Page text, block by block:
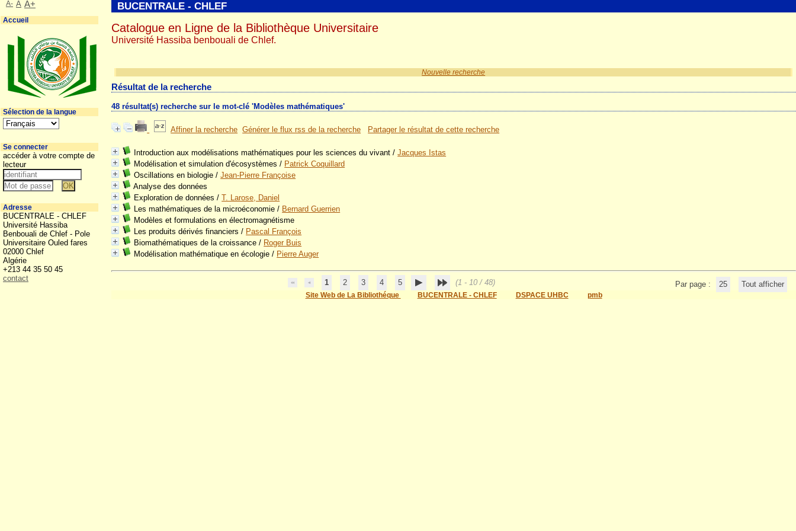
Nouvelle recherche
Résultat de la recherche
48 résultat(s) recherche sur le mot-clé 'Modèles mathématiques'
Affiner la recherche Générer le flux rss de la recherche Partager le résultat de cette recherche
Introduction aux modélisations mathématiques pour les sciences du vivant /Jacques Istas
Modélisation et simulation d'écosystèmes / Patrick Coquillard
Oscillations en biologie /Jean-Pierre Françoise
Analyse des données
Exploration de données /T. Larose, Daniel
Les mathématiques de la microéconomie / Bernard Guerrien
Modèles et formulations en électromagnétisme
Les produits dérivés financiers / Pascal François
Biomathématiques de la croissance / Roger Buis
Modélisation mathématique en écologie / Pierre Auger
1 2 3 4 5 (1 - 10 / 48) Par page : 25 Tout afficher
Site Web de La Bibliothéque BUCENTRALE - CHLEF DSPACE UHBC pmb
BUCENTRALE - CHLEF
Catalogue en Ligne de la Bibliothèque Universitaire
Université Hassiba benbouali de Chlef.
A- A A+
Accueil
Sélection de la langue
Se connecter
accéder à votre compte de
lecteur
Adresse
BUCENTRALE - CHLEF
Université Hassiba
Benbouali de Chlef - Pole
Universitaire Ouled fares
02000 Chlef
Algérie
+213 44 35 50 45
contact